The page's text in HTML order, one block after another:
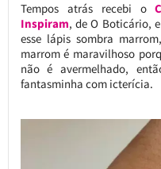
Tempos atrás recebi o
Inspiram, de O Boticário,
esse lápis sombra
marrom é maravilhoso
não é avermelhado,
fantasminha com icterícia.